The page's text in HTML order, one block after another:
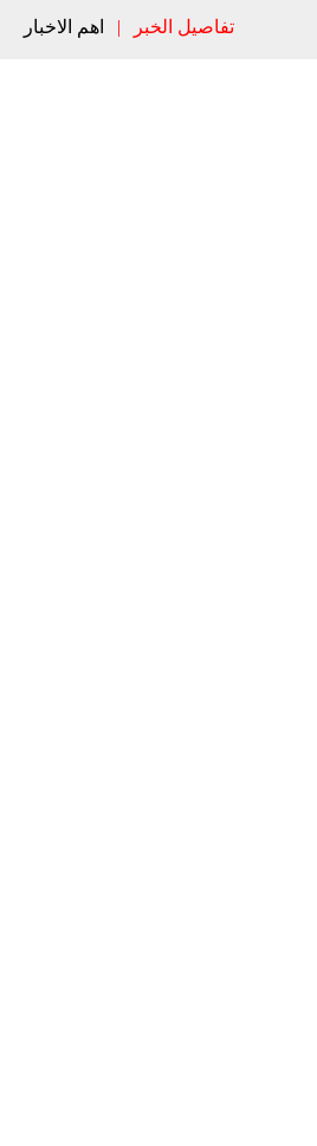
تفاصيل الخبر | اهم الاخبار